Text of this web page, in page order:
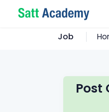
Job
Post